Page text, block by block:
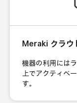
Meraki クラウ
機器の利用には
上でアクティベ
す。